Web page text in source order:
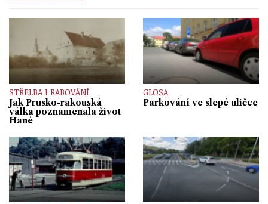
STŘELBA I RABOVÁNÍ
Jak Prusko-rakouská
válka poznamenala život
Hané
GLOSA
Parkování ve slepé uličce